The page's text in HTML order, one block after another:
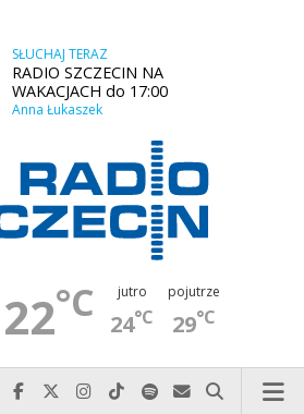
SŁUCHAJ TERAZ
RADIO SZCZECIN NA
WAKACJACH do 17:00
Anna Łukaszek
22°C jutro
24°C
pojutrze
29°C
Najlepiej po prostu do nas zadzwoń
Odwiedź nas na Facebook-u
Odwiedź nas na X
Odwiedź nas na Instagram-ie
Odwiedź nas na TikTok-u
Szukaj nas na Spotify
Wyślij do nas
Szukaj